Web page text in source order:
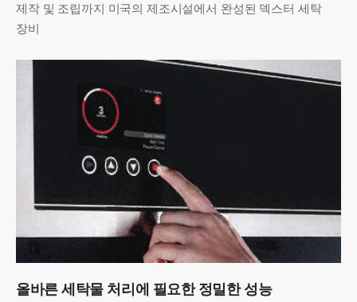
제작 및 조립까지 미국의 제조시설에서 완성된 덱스터 세탁
장비
올바른 세탁물 처리에 필요한 정밀한 성능